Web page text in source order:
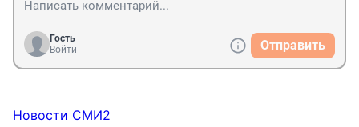
Гость
Войти
Отправить
Новости СМИ2